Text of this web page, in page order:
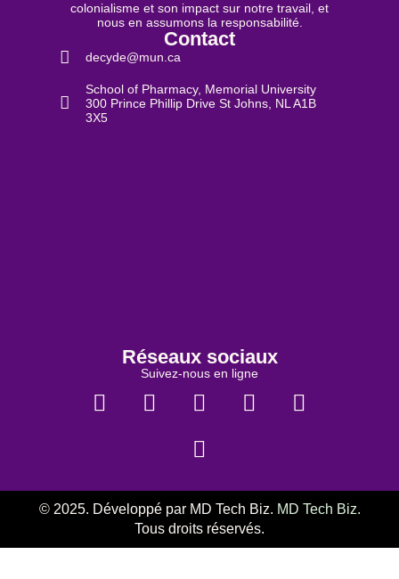
colonialisme et son impact sur notre travail, et
nous en assumons la responsabilité.
Contact
decyde@mun.ca
School of Pharmacy, Memorial University
300 Prince Phillip Drive St Johns, NL A1B
3X5
Réseaux sociaux
Suivez-nous en ligne
© 2025. Développé par MD Tech Biz. MD Tech Biz.
Tous droits réservés.